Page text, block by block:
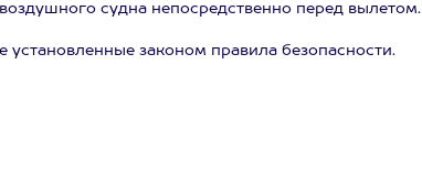
судна непосредственно перед вылетом.
законом правила безопасности.